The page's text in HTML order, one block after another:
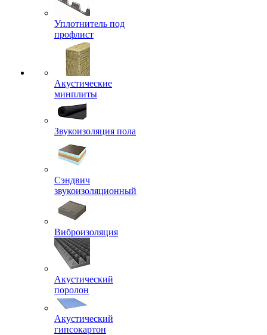
Уплотнитель под
профлист
Акустические
минплиты
Звукоизоляция пола
Сэндвич
звукоизоляционный
Виброизоляция
Акустический
поролон
Акустический
гипсокартон